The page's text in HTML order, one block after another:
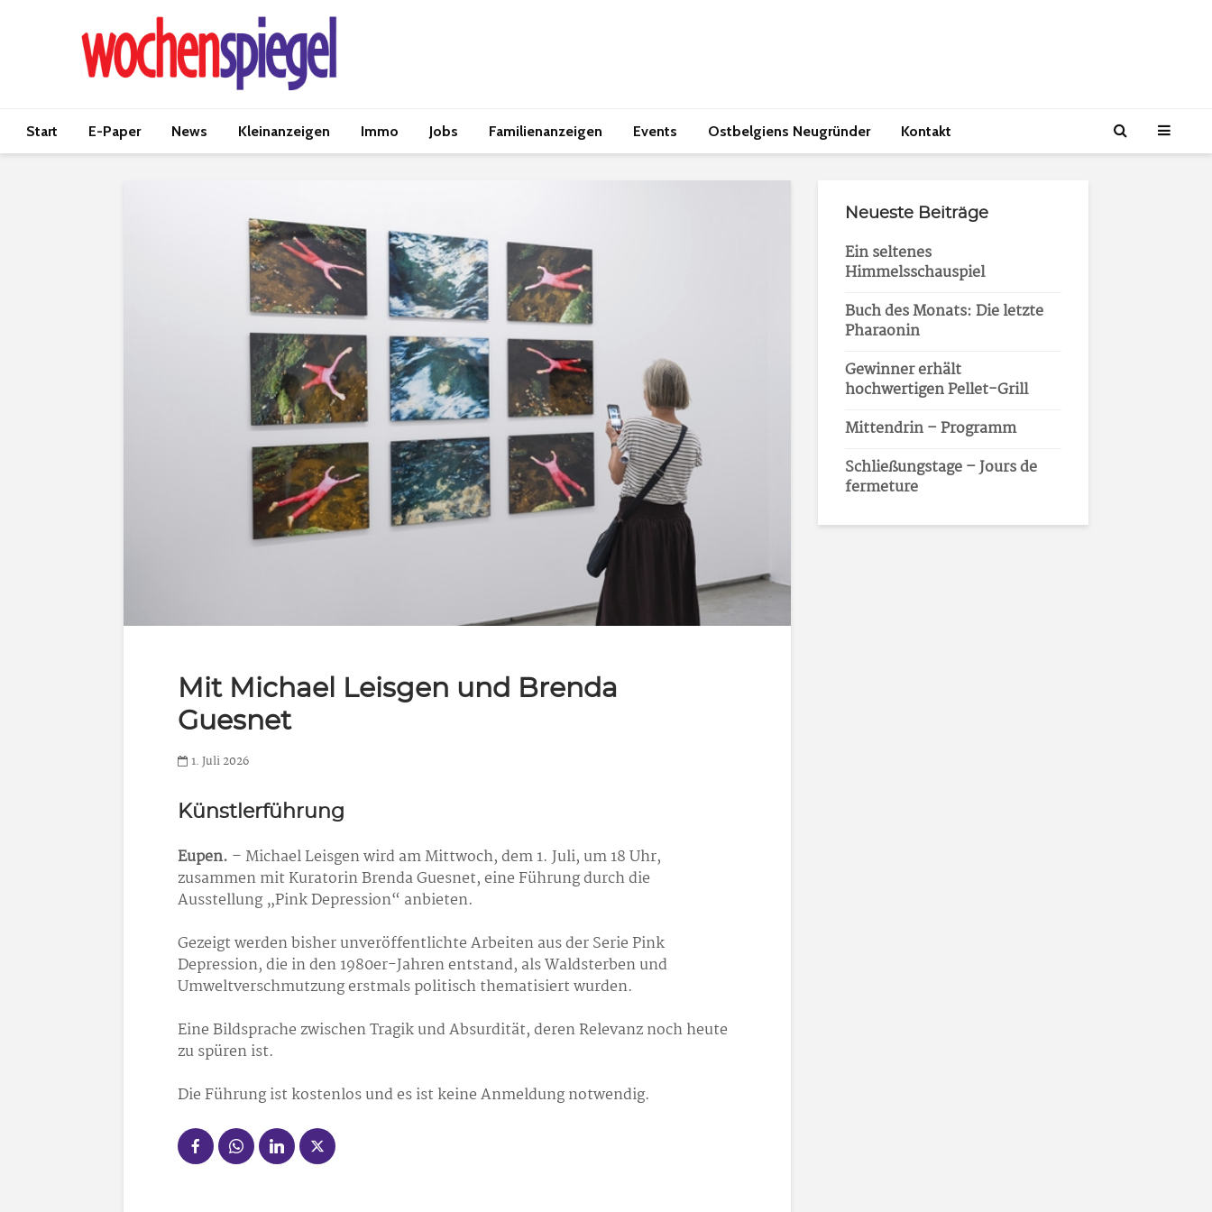
Start E-Paper News Kleinanzeigen Immo Jobs Familienanzeigen Events Ostbelgiens Neugründer Kontakt
Mit Michael Leisgen und Brenda
Guesnet
1. Juli 2026
Künstlerführung
Eupen. – Michael Leisgen wird am Mittwoch, dem 1. Juli, um 18 Uhr,
zusammen mit Kuratorin Brenda Guesnet, eine Führung durch die
Ausstellung „Pink Depression“ anbieten.
Gezeigt werden bisher unveröffentlichte Arbeiten aus der Serie Pink
Depression, die in den 1980er-Jahren entstand, als Waldsterben und
Umweltverschmutzung erstmals politisch thematisiert wurden.
Eine Bildsprache zwischen Tragik und Absurdität, deren Relevanz noch heute
zu spüren ist.
Die Führung ist kostenlos und es ist keine Anmeldung notwendig.
Neueste Beiträge
Ein seltenes
Himmelsschauspiel
Buch des Monats: Die letzte
Pharaonin
Gewinner erhält
hochwertigen Pellet-Grill
Mittendrin – Programm
Schließungstage – Jours de
fermeture